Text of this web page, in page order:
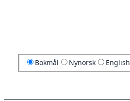
Bokmål Nynorsk English